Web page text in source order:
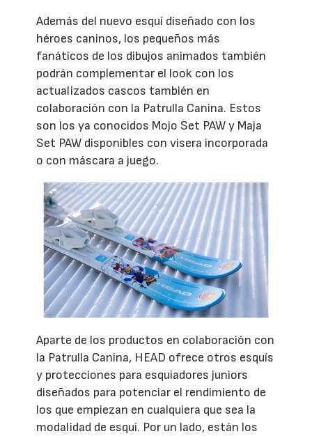
Además del nuevo esquí diseñado con los
héroes caninos, los pequeños más
fanáticos de los dibujos animados también
podrán complementar el look con los
actualizados cascos también en
colaboración con la Patrulla Canina. Estos
son los ya conocidos Mojo Set PAW y Maja
Set PAW disponibles con visera incorporada
o con máscara a juego.
Aparte de los productos en colaboración con
la Patrulla Canina, HEAD ofrece otros esquís
y protecciones para esquiadores juniors
diseñados para potenciar el rendimiento de
los que empiezan en cualquiera que sea la
modalidad de esquí. Por un lado, están los